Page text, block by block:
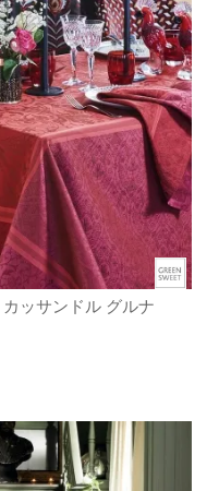
カッサンドル グルナ